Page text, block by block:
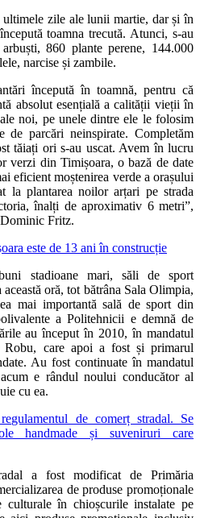
zile ale lunii martie, dar și în
toamna trecută. Atunci, s-au
860 plante perene, 144.000
narcise și zambile.
începută în toamnă, pentru că
absolut esențială a calității vieții în
noi, pe unele dintre ele le folosim
de parcări neinspirate. Completăm
tăiați ori s-au uscat. Avem în lucru
verzi din Timișoara, o bază de date
eficient moștenirea verde a orașului
la plantarea noilor arțari pe strada
înalți de aproximativ 6 metri”,
Fritz.
este de 13 ani în construcție
stadioane mari, săli de sport
oră, tot bătrâna Sala Olimpia,
mai importantă sală de sport din
a Politehnicii e demnă de
au început în 2010, în mandatul
care apoi a fost și primarul
Au fost continuate în mandatul
e rândul noului conducător al
cu ea.
de comerț stradal. Se
handmade și suveniruri care
a fost modificat de Primăria
de produse promoționale
culturale în chioșcurile instalate pe